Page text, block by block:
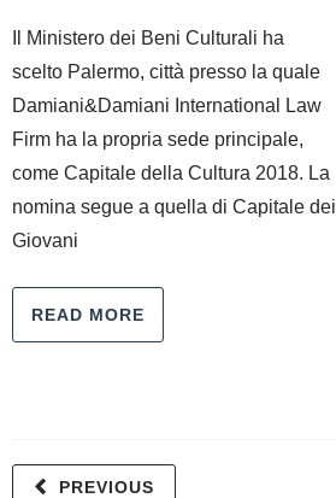
Il Ministero dei Beni Culturali ha
scelto Palermo, città presso la quale
Damiani&Damiani International Law
Firm ha la propria sede principale,
come Capitale della Cultura 2018. La
nomina segue a quella di Capitale dei
Giovani
READ MORE
PREVIOUS